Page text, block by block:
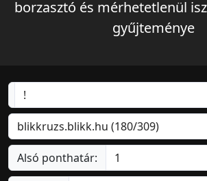
borzasztó és mérhetetlenül
gyűjteménye
Alsó ponthatár: